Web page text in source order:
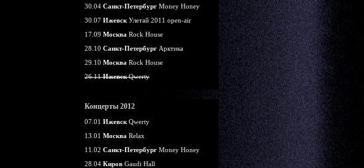
30.04 Санкт-Петербург Money Honey
30.07 Ижевск Улетай 2011 open-air
17.09 Москва Rock House
28.10 Санкт-Петербург Арктика
29.10 Москва Rock House
26.11ИжевскQwerty
Концерты 2012
07.01 Ижевск Qwerty
13.01 Москва Relax
11.02 Санкт-Петербург Money Honey
28.04 Киров Gaudi Hall